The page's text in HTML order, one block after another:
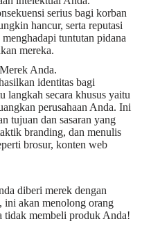
serius bagi korban
hancur, serta reputasi
tuntutan pidana
mereka.
Anda.
identitas bagi
langkah secara khusus yaitu
perusahaan Anda. Ini
tujuan dan sasaran yang
branding, dan menulis
brosur, konten web
diberi merek dengan
ini akan menolong orang
tidak membeli produk Anda!